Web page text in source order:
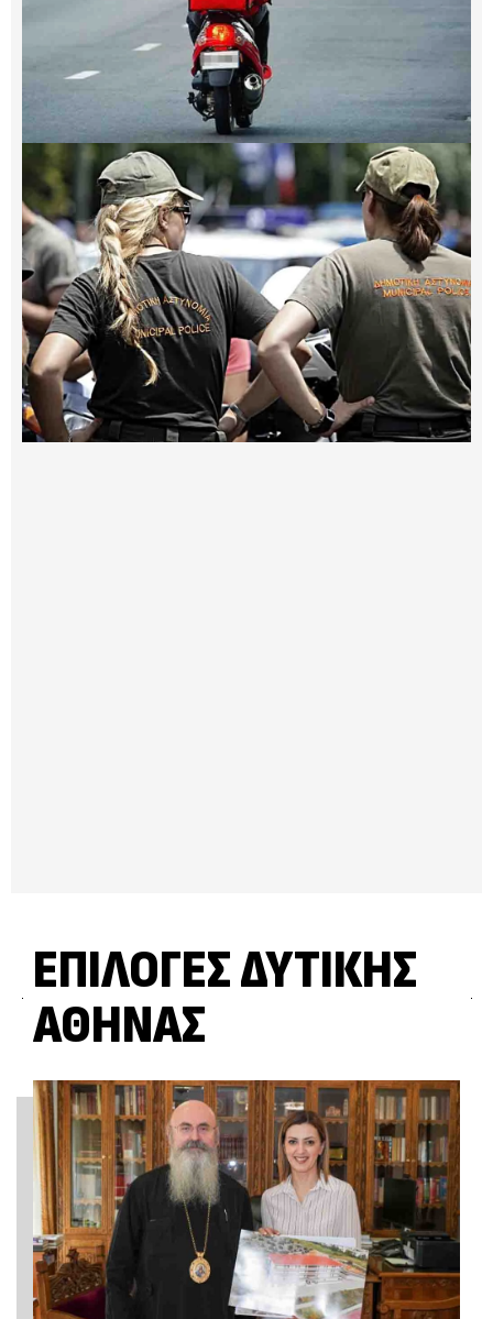
ΕΠΙΛΟΓΈΣ ΔΥΤΙΚΉΣ
ΑΘΉΝΑΣ